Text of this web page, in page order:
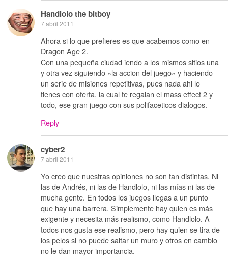
Handlolo the bitboy
7 abril 2011
Ahora si lo que prefieres es que acabemos como en
Dragon Age 2.
Con una pequeña ciudad iendo a los mismos sitios una
y otra vez siguiendo «la accion del juego» y haciendo
un serie de misiones repetitivas, pues nada ahi lo
tienes con oferta, la cual te regalan el mass effect 2 y
todo, ese gran juego con sus polifaceticos dialogos.
Reply
cyber2
7 abril 2011
Yo creo que nuestras opiniones no son tan distintas. Ni
las de Andrés, ni las de Handlolo, ni las mías ni las de
mucha gente. En todos los juegos llegas a un punto
que hay una barrera. Simplemente hay quien es más
exigente y necesita más realismo, como Handlolo. A
todos nos gusta ese realismo, pero hay quien se tira de
los pelos si no puede saltar un muro y otros en cambio
no le dan mayor importancia.